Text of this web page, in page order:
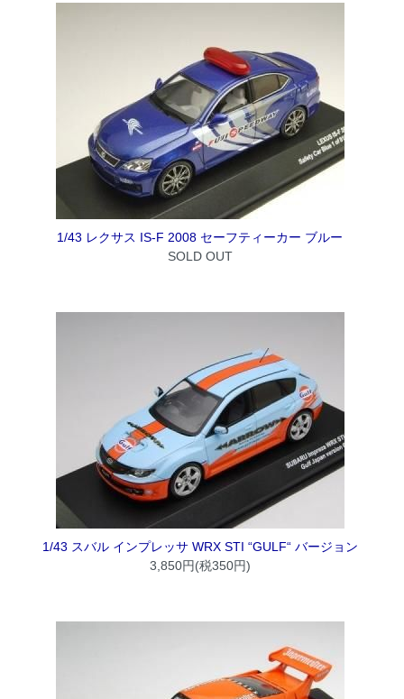
1/43 レクサス IS-F 2008 セーフティーカー ブルー
SOLD OUT
1/43 スバル インプレッサ WRX STI “GULF“ バージョン
3,850円(税350円)